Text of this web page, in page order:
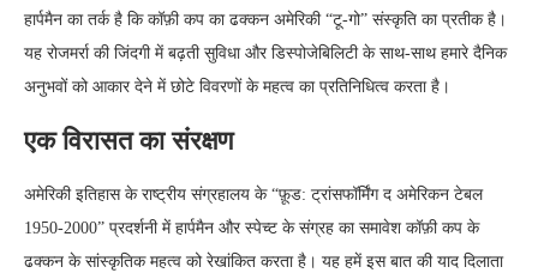
हार्पमैन का तर्क है कि कॉफ़ी कप का ढक्कन अमेरिकी “टू-गो” संस्कृति का प्रतीक है।
यह रोजमर्रा की जिंदगी में बढ़ती सुविधा और डिस्पोजेबिलिटी के साथ-साथ हमारे दैनिक
अनुभवों को आकार देने में छोटे विवरणों के महत्व का प्रतिनिधित्व करता है।
एक विरासत का संरक्षण
अमेरिकी इतिहास के राष्ट्रीय संग्रहालय के “फ़ूड: ट्रांसफॉर्मिंग द अमेरिकन टेबल
1950-2000” प्रदर्शनी में हार्पमैन और स्पेच्ट के संग्रह का समावेश कॉफ़ी कप के
ढक्कन के सांस्कृतिक महत्व को रेखांकित करता है। यह हमें इस बात की याद दिलाता